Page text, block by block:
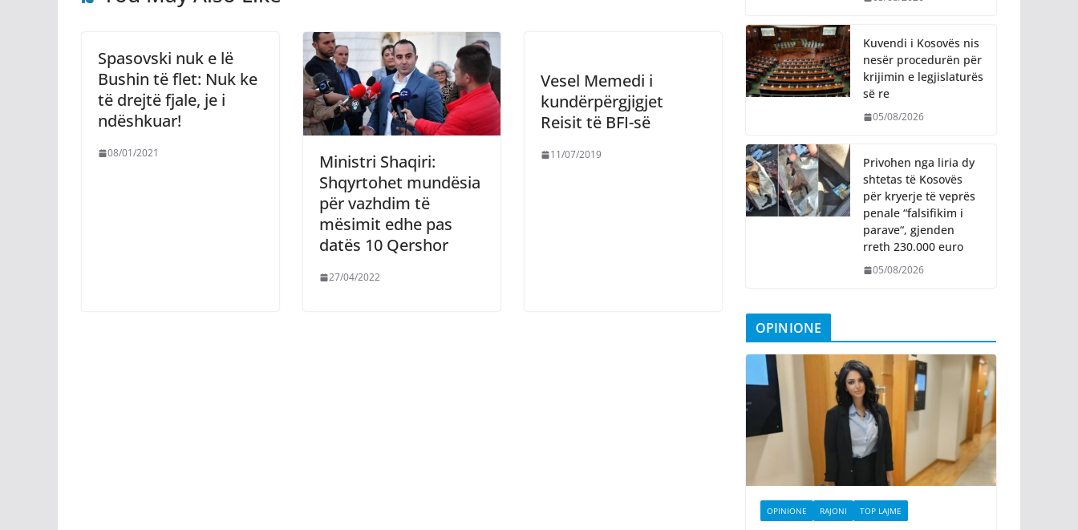
Spasovski nuk e lë
Bushin të flet: Nuk ke
të drejtë fjale, je i
ndëshkuar!
08/01/2021
Ministri Shaqiri:
Shqyrtohet mundësia
për vazhdim të
mësimit edhe pas
datës 10 Qershor
27/04/2022
Vesel Memedi i
kundërpërgjigjet
Reisit të BFI-së
11/07/2019
Kuvendi i Kosovës nis
nesër procedurën për
krijimin e legjislaturës
së re
05/08/2026
Privohen nga liria dy
shtetas të Kosovës
për kryerje të veprës
penale “falsifikim i
parave“, gjenden
rreth 230.000 euro
05/08/2026
OPINIONE
OPINIONE RAJONI TOP LAJME